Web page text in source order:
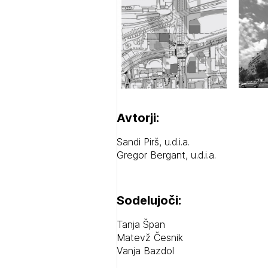
Avtorji:
Sandi Pirš, u.d.i.a.
Gregor Bergant, u.d.i.a.
Sodelujoči:
Tanja Špan
Matevž Česnik
Vanja Bazdol
1/